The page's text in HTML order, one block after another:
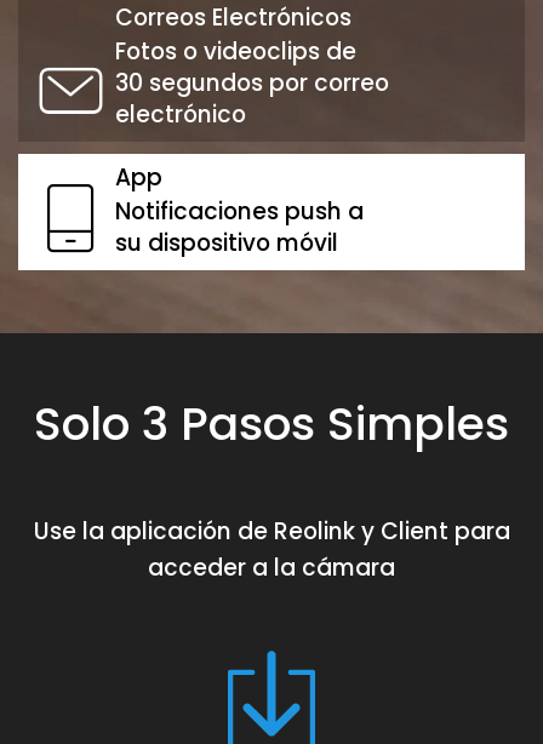
Correos Electrónicos
Fotos o videoclips de
30 segundos por correo
electrónico
App
Notificaciones push a
su dispositivo móvil
Solo 3 Pasos Simples
Use la aplicación de Reolink y Client para
acceder a la cámara